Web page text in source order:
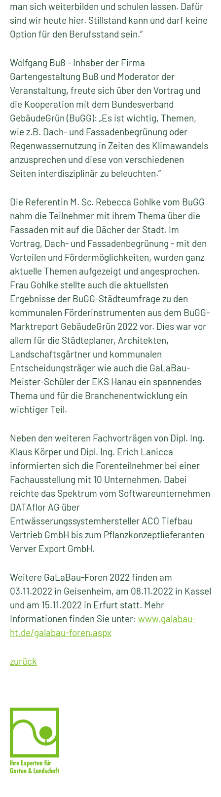
man sich weiterbilden und schulen lassen. Dafür
sind wir heute hier. Stillstand kann und darf keine
Option für den Berufsstand sein.“
Wolfgang Buß - Inhaber der Firma
Gartengestaltung Buß und Moderator der
Veranstaltung, freute sich über den Vortrag und
die Kooperation mit dem Bundesverband
GebäudeGrün (BuGG): „Es ist wichtig, Themen,
wie z.B. Dach- und Fassadenbegrünung oder
Regenwassernutzung in Zeiten des Klimawandels
anzusprechen und diese von verschiedenen
Seiten interdisziplinär zu beleuchten.“
Die Referentin M. Sc. Rebecca Gohlke vom BuGG
nahm die Teilnehmer mit ihrem Thema über die
Fassaden mit auf die Dächer der Stadt. Im
Vortrag, Dach- und Fassadenbegrünung - mit den
Vorteilen und Fördermöglichkeiten, wurden ganz
aktuelle Themen aufgezeigt und angesprochen.
Frau Gohlke stellte auch die aktuellsten
Ergebnisse der BuGG-Städteumfrage zu den
kommunalen Förderinstrumenten aus dem BuGG-
Marktreport GebäudeGrün 2022 vor. Dies war vor
allem für die Städteplaner, Architekten,
Landschaftsgärtner und kommunalen
Entscheidungsträger wie auch die GaLaBau-
Meister-Schüler der EKS Hanau ein spannendes
Thema und für die Branchenentwicklung ein
wichtiger Teil.
Neben den weiteren Fachvorträgen von Dipl. Ing.
Klaus Körper und Dipl. Ing. Erich Lanicca
informierten sich die Forenteilnehmer bei einer
Fachausstellung mit 10 Unternehmen. Dabei
reichte das Spektrum vom Softwareunternehmen
DATAflor AG über
Entwässerungssystemhersteller ACO Tiefbau
Vertrieb GmbH bis zum Pflanzkonzeptlieferanten
Verver Export GmbH.
Weitere GaLaBau-Foren 2022 finden am
03.11.2022 in Geisenheim, am 08.11.2022 in Kassel
und am 15.11.2022 in Erfurt statt. Mehr
Informationen finden Sie unter: www.galabau-
ht.de/galabau-foren.aspx
zurück